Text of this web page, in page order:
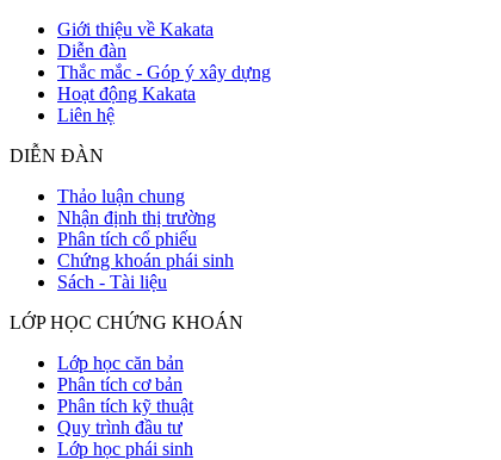
Giới thiệu về Kakata
Diễn đàn
Thắc mắc - Góp ý xây dựng
Hoạt động Kakata
Liên hệ
DIỄN ĐÀN
Thảo luận chung
Nhận định thị trường
Phân tích cổ phiếu
Chứng khoán phái sinh
Sách - Tài liệu
LỚP HỌC CHỨNG KHOÁN
Lớp học căn bản
Phân tích cơ bản
Phân tích kỹ thuật
Quy trình đầu tư
Lớp học phái sinh